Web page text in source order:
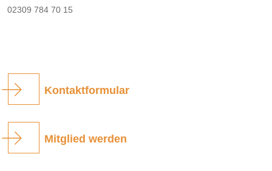
02309 784 70 15
Kontaktformular
Mitglied werden